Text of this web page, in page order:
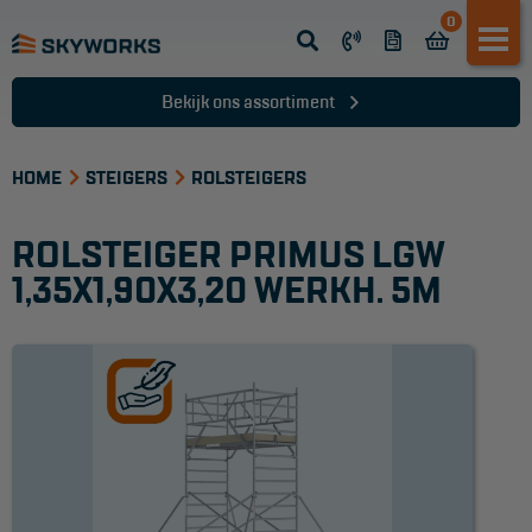
0
Opsteek ladder
Schuifladder
Telescopische ladder
Ladder accessoires
Bekijk ons assortiment
HOME STEIGERS ROLSTEIGERS
ROLSTEIGER PRIMUS LGW
1,35X1,90X3,20 WERKH. 5M